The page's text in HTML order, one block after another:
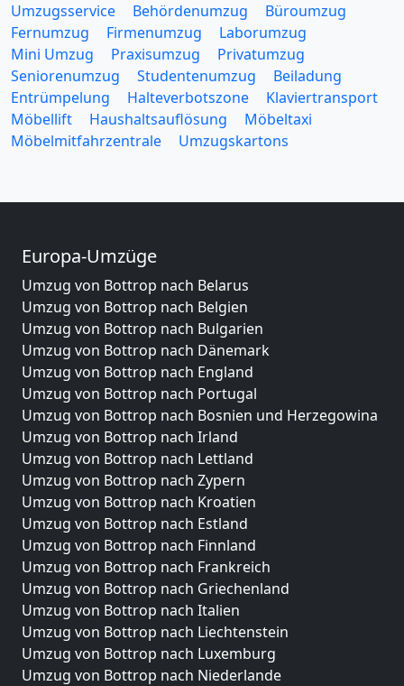
Umzugsservice Behördenumzug
Büroumzug
Fernumzug
Firmenumzug
Laborumzug
Mini Umzug
Praxisumzug
Privatumzug
Seniorenumzug
Studentenumzug
Beiladung
Entrümpelung
Halteverbotszone
Klaviertransport
Möbellift
Haushaltsauflösung
Möbeltaxi
Möbelmitfahrzentrale
Umzugskartons
Europa-Umzüge
Umzug von Bottrop nach Belarus
Umzug von Bottrop nach Belgien
Umzug von Bottrop nach Bulgarien
Umzug von Bottrop nach Dänemark
Umzug von Bottrop nach England
Umzug von Bottrop nach Portugal
Umzug von Bottrop nach Bosnien und Herzegowina
Umzug von Bottrop nach Irland
Umzug von Bottrop nach Lettland
Umzug von Bottrop nach Zypern
Umzug von Bottrop nach Kroatien
Umzug von Bottrop nach Estland
Umzug von Bottrop nach Finnland
Umzug von Bottrop nach Frankreich
Umzug von Bottrop nach Griechenland
Umzug von Bottrop nach Italien
Umzug von Bottrop nach Liechtenstein
Umzug von Bottrop nach Luxemburg
Umzug von Bottrop nach Niederlande